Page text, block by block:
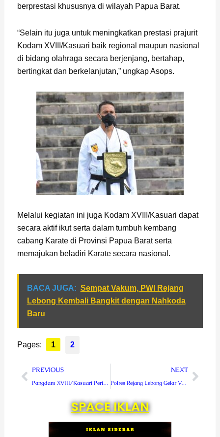
berprestasi khususnya di wilayah Papua Barat.
“Selain itu juga untuk meningkatkan prestasi prajurit
Kodam XVIII/Kasuari baik regional maupun nasional
di bidang olahraga secara berjenjang, bertahap,
bertingkat dan berkelanjutan,” ungkap Asops.
Melalui kegiatan ini juga Kodam XVIII/Kasuari dapat
secara aktif ikut serta dalam tumbuh kembang
cabang Karate di Provinsi Papua Barat serta
memajukan beladiri Karate secara nasional.
BACA JUGA: Sempat Vakum, PWI Rejang
Lebong Kembali Bangkit dengan Nahkoda
Baru
Pages: 1 2
Prev
PREVIOUS
Pangdam XVIII/Kasuari Peringati HUT ke-31 Akabri 90
NEXT
Polres Rejang Lebong Gelar Vaksinasi di Pesantren dan Rumah Ibadah
Next
SPACE IKLAN